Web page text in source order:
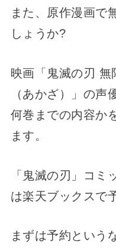
また、原作漫画で
しょうか?
映画「鬼滅の刃 無
（あかざ）」の声
何巻までの内容か
ます。
「鬼滅の刃」コミ
は楽天ブックスで
まずは予約という